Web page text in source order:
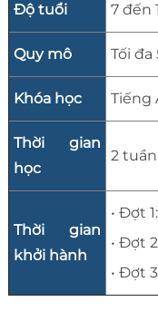
Độ tuổi 7 đến
Quy mô Tối đa
Khóa học Tiếng
Thời gian
học
2 tuần
Thời gian
khởi hành
• Đợt
• Đợt
• Đợt